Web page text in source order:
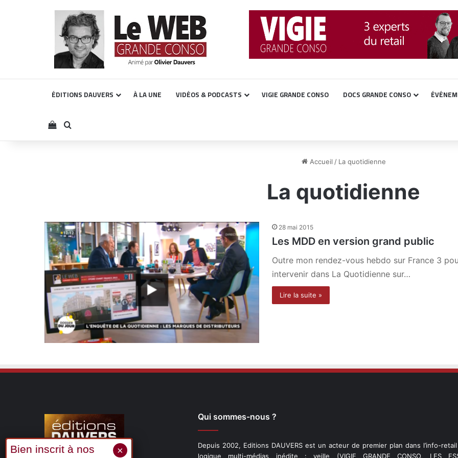
ÉDITIONS DAUVERS À LA UNE VIDÉOS & PODCASTS VIGIE GRANDE CONSO DOCS GRANDE CONSO
Voir votre panier
Rechercher
Accueil / La quotidienne
La quotidienne
28 mai 2015
Les MDD en version grand public
Outre mon rendez-vous hebdo sur France 3
intervenir dans La Quotidienne sur…
Lire la suite »
Qui sommes-nous ?
Depuis 2002, Editions DAUVERS est un acteur de premier plan dans l’info-
logique multi-médias inédite : veille (VIGIE GRANDE CONSO, LES